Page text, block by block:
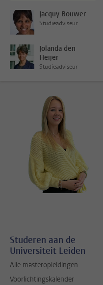
Jacquy Bouwer
Studieadviseur
Jolanda den
Heijer
Studieadviseur
Studeren aan de
Universiteit Leiden
Alle masteropleidingen
Voorlichtingskalender